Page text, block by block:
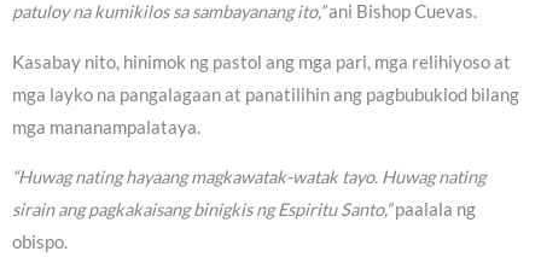
patuloy na kumikilos sa sambayanang ito,”ani Bishop Cuevas.
Kasabay nito, hinimok ng pastol ang mga pari, mga relihiyoso at
mga layko na pangalagaan at panatilihin ang pagbubuklod bilang
mga mananampalataya.
“Huwag nating hayaang magkawatak-watak tayo. Huwag nating
sirain ang pagkakaisang binigkis ng Espiritu Santo,”paalala ng
obispo.